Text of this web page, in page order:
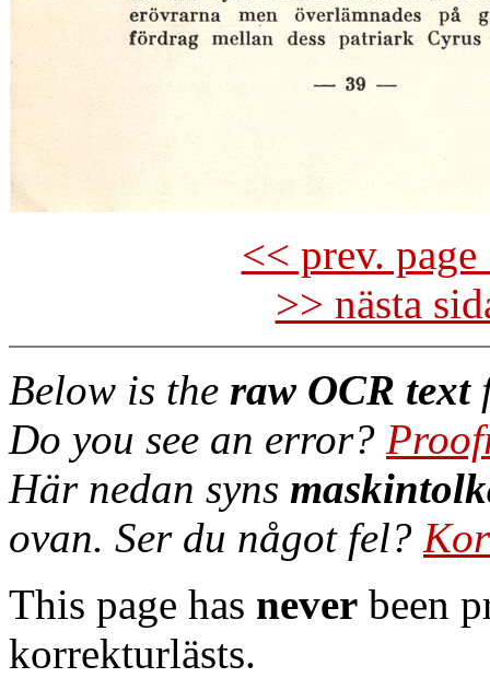
<< prev.
>> nästa
Below is the raw OCR text
Do you see an error?
Här nedan syns
ovan. Ser du något fel?
This page has never been
korrekturlästs.